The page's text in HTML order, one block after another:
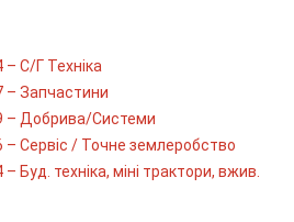
– С/Г Техніка
– Запчастини
– Добрива/Cистеми
– Сервіс / Точне землеробство
Буд. техніка, міні трактори, вжив.